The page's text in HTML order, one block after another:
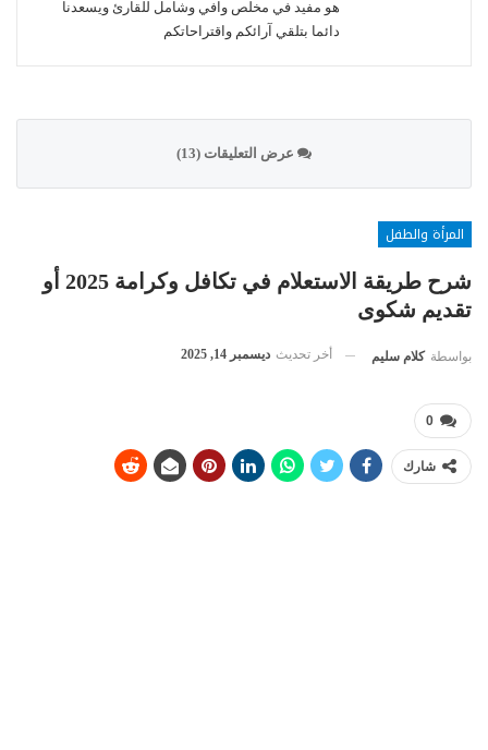
هو مفيد في مخلص وافي وشامل للقارئ ويسعدنا
دائما بتلقي آرائكم واقتراحاتكم
عرض التعليقات (13)
المرأة والطفل
شرح طريقة الاستعلام في تكافل وكرامة 2025 أو
تقديم شكوى
بواسطة كلام سليم أخر تحديث ديسمبر 14, 2025
0
شارك